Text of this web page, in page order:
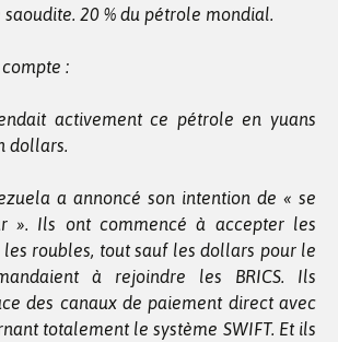
saoudite. 20 % du pétrole mondial.
:
activement ce pétrole en yuans
dollars.
a annoncé son intention de « se
». Ils ont commencé à accepter les
les roubles, tout sauf les dollars pour le
à rejoindre les BRICS. Ils
des canaux de paiement direct avec
totalement le système SWIFT. Et ils